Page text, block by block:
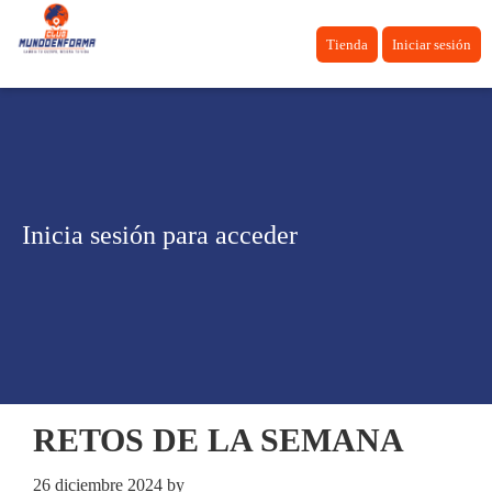
Tienda Iniciar sesión
Inicia sesión para acceder
RETOS DE LA SEMANA
26 diciembre 2024 by